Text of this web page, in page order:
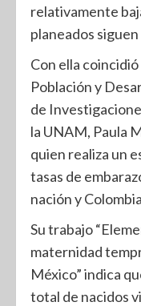
relativamente
planeados
Con ella
Población y
de
la UNAM, Paula
quien realiza un
tasas de
nación y
Su trabajo
maternidad
México” indica
total de nacidos